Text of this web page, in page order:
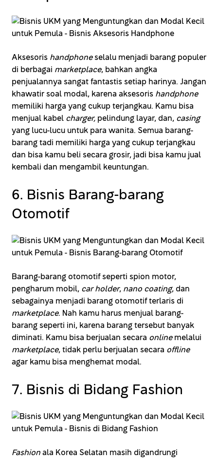
Aksesoris handphoneselalu menjadi barang populer
di berbagai marketplace, bahkan angka
penjualannya sangat fantastis setiap harinya. Jangan
khawatir soal modal, karena aksesoris handphone
memiliki harga yang cukup terjangkau. Kamu bisa
menjual kabel charger, pelindung layar, dan, casing
yang lucu-lucu untuk para wanita. Semua barang-
barang tadi memiliki harga yang cukup terjangkau
dan bisa kamu beli secara grosir, jadi bisa kamu jual
kembali dan mengambil keuntungan.
6. Bisnis Barang-barang
Otomotif
Barang-barang otomotif seperti spion motor,
pengharum mobil, car holder, nano coating, dan
sebagainya menjadi barang otomotif terlaris di
marketplace. Nah kamu harus menjual barang-
barang seperti ini, karena barang tersebut banyak
diminati. Kamu bisa berjualan secara onlinemelalui
marketplace, tidak perlu berjualan secara offline
agar kamu bisa menghemat modal.
7. Bisnis di Bidang Fashion
Fashion ala Korea Selatan masih digandrungi